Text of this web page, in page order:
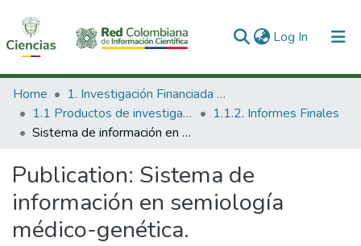
Log In (current)
Communities & Collections
All of DSpace
Home
1. Investigación Financiada con Recursos Públicos
1.1 Productos de investigación
1.1.2. Informes Finales
Sistema de información en semiología médico-genética.
Publication: Sistema de
información en semiología
médico-genética.